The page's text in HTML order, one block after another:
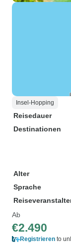
Insel-Hopping
Reisedauer
Destinationen
Alter
Sprache
Ab
€2.490
Registrieren to